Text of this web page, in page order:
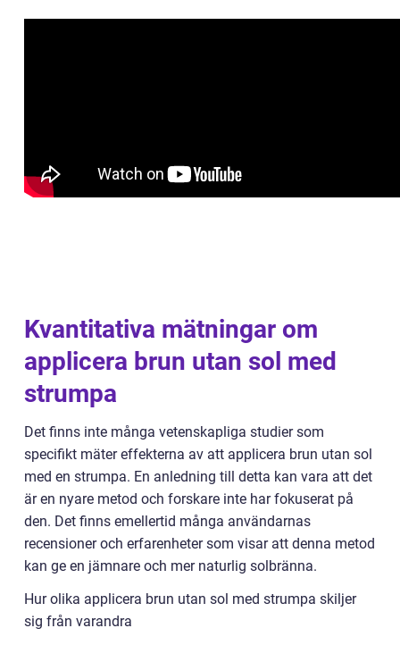
Kvantitativa mätningar om
applicera brun utan sol med
strumpa
Det finns inte många vetenskapliga studier som
specifikt mäter effekterna av att applicera brun utan sol
med en strumpa. En anledning till detta kan vara att det
är en nyare metod och forskare inte har fokuserat på
den. Det finns emellertid många användarnas
recensioner och erfarenheter som visar att denna metod
kan ge en jämnare och mer naturlig solbränna.
Hur olika applicera brun utan sol med strumpa skiljer
sig från varandra